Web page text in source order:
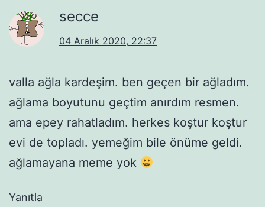
secce
04 Aralık 2020, 22:37
valla ağla kardeşim. ben geçen bir ağladım.
ağlama boyutunu geçtim anırdım resmen.
ama epey rahatladım. herkes koştur koştur
evi de topladı. yemeğim bile önüme geldi.
ağlamayana meme yok
Yanıtla